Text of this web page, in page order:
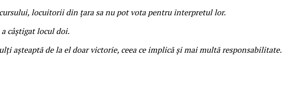
locuitorii din țara sa nu pot vota pentru interpretul lor.
câștigat locul doi.
așteaptă de la el doar victorie, ceea ce implică și mai multă responsabilitate.